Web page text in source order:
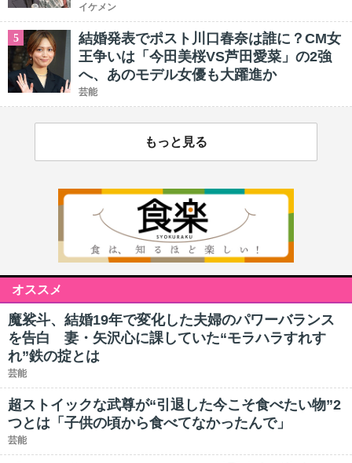
イケメン
5
結婚発表でポスト川口春奈は誰に？CM女
王争いは「今田美桜VS芦田愛菜」の2強
へ、あのモデル女優も大躍進か
芸能
もっと見る
オススメ
魔裟斗、結婚19年で変化した夫婦のパワーバランス
を告白 妻・矢沢心に課していた“モラハラすれす
れ”鉄の掟とは
芸能
超ストイックな武尊が“引退した今こそ食べたい物”2
つとは「子供の頃から食べてなかったんで」
芸能